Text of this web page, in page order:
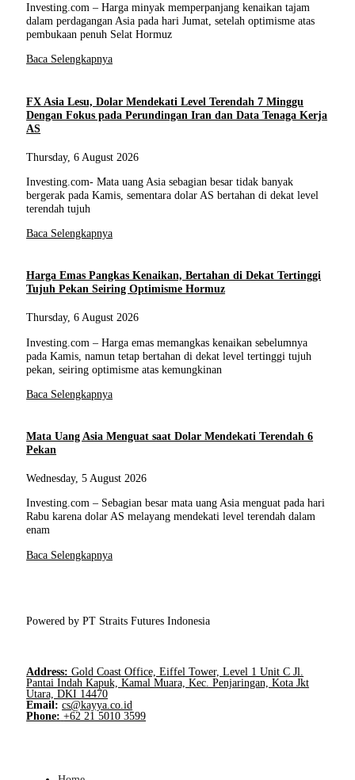
Investing.com – Harga minyak memperpanjang kenaikan tajam
dalam perdagangan Asia pada hari Jumat, setelah optimisme atas
pembukaan penuh Selat Hormuz
Baca Selengkapnya
FX Asia Lesu, Dolar Mendekati Level Terendah 7 Minggu
Dengan Fokus pada Perundingan Iran dan Data Tenaga Kerja
AS
Thursday, 6 August 2026
Investing.com- Mata uang Asia sebagian besar tidak banyak
bergerak pada Kamis, sementara dolar AS bertahan di dekat level
terendah tujuh
Baca Selengkapnya
Harga Emas Pangkas Kenaikan, Bertahan di Dekat Tertinggi
Tujuh Pekan Seiring Optimisme Hormuz
Thursday, 6 August 2026
Investing.com – Harga emas memangkas kenaikan sebelumnya
pada Kamis, namun tetap bertahan di dekat level tertinggi tujuh
pekan, seiring optimisme atas kemungkinan
Baca Selengkapnya
Mata Uang Asia Menguat saat Dolar Mendekati Terendah 6
Pekan
Wednesday, 5 August 2026
Investing.com – Sebagian besar mata uang Asia menguat pada hari
Rabu karena dolar AS melayang mendekati level terendah dalam
enam
Baca Selengkapnya
Powered by PT Straits Futures Indonesia
Address: Gold Coast Office, Eiffel Tower, Level 1 Unit C Jl.
Pantai Indah Kapuk, Kamal Muara, Kec. Penjaringan, Kota Jkt
Utara, DKI 14470
Email: cs@kayya.co.id
Phone: +62 21 5010 3599